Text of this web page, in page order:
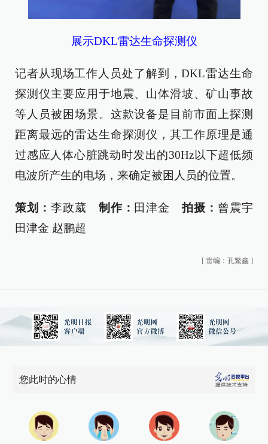
展示DKL雷达生命探测仪
记者从现场工作人员处了解到，DKL雷达生命
探测仪主要应用于地震、山体滑坡、矿山事故
等人员被困场景。这款设备是目前市面上探测
距离最远的雷达生命探测仪，其工作原理是通
过感应人体心脏跳动时发出的30Hz以下超低频
电波所产生的电场，来确定被困人员的位置。
策划： 李政葳 制作： 田津金拍摄： 曾震宇
田津金 赵鹏超
[ 责编：孔繁鑫 ]
您此时的心情